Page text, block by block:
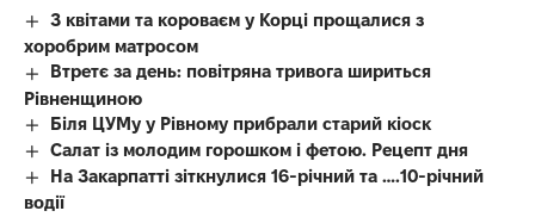
З квітами та короваєм у Корці прощалися з
хоробрим матросом
Втретє за день: повітряна тривога шириться
Рівненщиною
Біля ЦУМу у Рівному прибрали старий кіоск
Салат із молодим горошком і фетою. Рецепт дня
На Закарпатті зіткнулися 16-річний та ….10-річний
водії